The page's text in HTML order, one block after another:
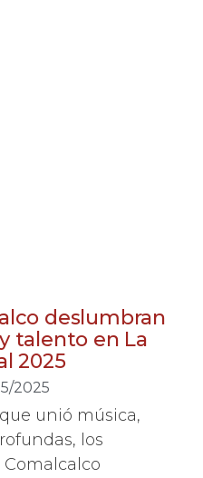
deslumbran
talento en La
2025
2025
unió música,
los